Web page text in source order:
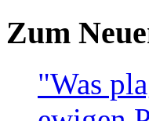
Zum
"Was